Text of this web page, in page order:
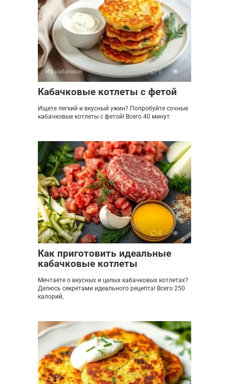
Из кабачков 0
Кабачковые котлеты с фетой
Ищете легкий и вкусный ужин? Попробуйте сочные
кабачковые котлеты с фетой! Всего 40 минут
Из кабачков 0
Как приготовить идеальные
кабачковые котлеты
Мечтаете о вкусных и целых кабачковых котлетах?
Делюсь секретами идеального рецепта! Всего 250
калорий,